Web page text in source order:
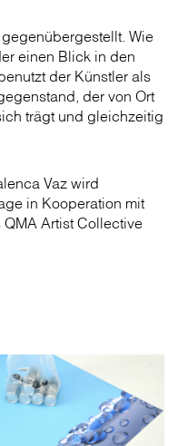
Wie
einen Blick in den
der Künstler als
der von Ort
trägt und gleichzeitig
Vaz wird
in Kooperation mit
Artist Collective